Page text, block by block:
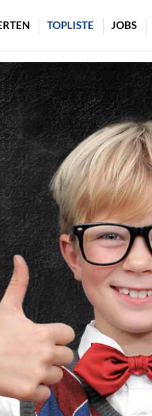
TOPLISTE JOBS